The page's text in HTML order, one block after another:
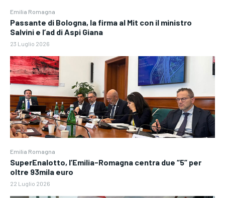
Emilia Romagna
Passante di Bologna, la firma al Mit con il ministro
Salvini e l’ad di Aspi Giana
23 Luglio 2026
Emilia Romagna
SuperEnalotto, l’Emilia-Romagna centra due “5” per
oltre 93mila euro
22 Luglio 2026